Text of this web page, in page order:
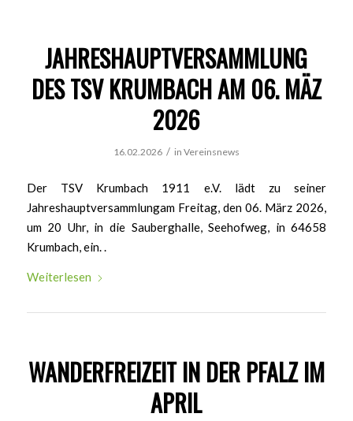
JAHRESHAUPTVERSAMMLUNG
DES TSV KRUMBACH AM 06. MÄZ
2026
16.02.2026 / in Vereinsnews
Der TSV Krumbach 1911 e.V. lädt zu seiner
Jahreshauptversammlungam Freitag, den 06. März 2026,
um 20 Uhr, in die Sauberghalle, Seehofweg, in 64658
Krumbach, ein. .
Weiterlesen
WANDERFREIZEIT IN DER PFALZ IM
APRIL